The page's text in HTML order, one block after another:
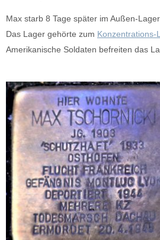
Max starb 8 Tage später im Außen-
Das Lager gehörte zum Konzentrations-
Amerikanische Soldaten befreiten das